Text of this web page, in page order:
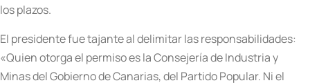
los plazos.
El presidente fue tajante al delimitar las responsabilidades:
«Quien otorga el permiso es la Consejería de Industria y
Minas del Gobierno de Canarias, del Partido Popular. Ni el